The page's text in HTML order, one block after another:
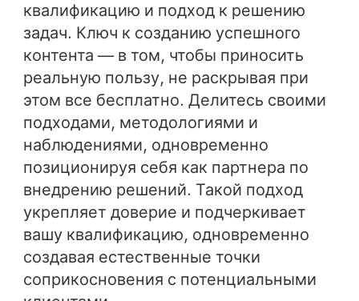
квалификацию и подход к решению
задач. Ключ к созданию успешного
контента — в том, чтобы приносить
реальную пользу, не раскрывая при
этом все бесплатно. Делитесь своими
подходами, методологиями и
наблюдениями, одновременно
позиционируя себя как партнера по
внедрению решений. Такой подход
укрепляет доверие и подчеркивает
вашу квалификацию, одновременно
создавая естественные точки
соприкосновения с потенциальными